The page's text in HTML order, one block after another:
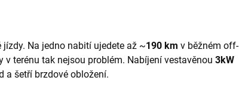
Na jedno nabití ujedete až ~190 km v běžném off-
v terénu tak nejsou problém. Nabíjení vestavěnou 3kW
a šetří brzdové obložení.